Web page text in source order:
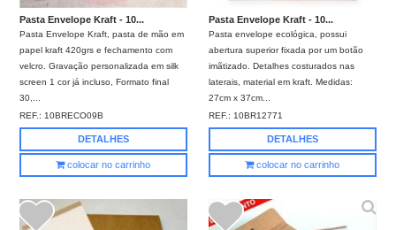
Pasta Envelope Kraft - 10...
Pasta Envelope Kraft, pasta de mão em
papel kraft 420grs e fechamento com
velcro. Gravação personalizada em silk
screen 1 cor já incluso, Formato final
30,...
REF.:10BRECO09B
DETALHES
colocar no carrinho
Pasta Envelope Kraft - 10...
Pasta envelope ecológica, possui
abertura superior fixada por um botão
imãtizado. Detalhes costurados nas
laterais, material em kraft. Medidas:
27cm x 37cm...
REF.:10BR12771
DETALHES
colocar no carrinho